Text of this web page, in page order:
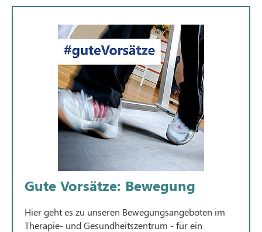
Gute Vorsätze: Bewegung
Hier geht es zu unseren Bewegungsangeboten im
Therapie- und Gesundheitszentrum - für ein